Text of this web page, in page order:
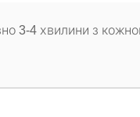
3-4 хвилини з